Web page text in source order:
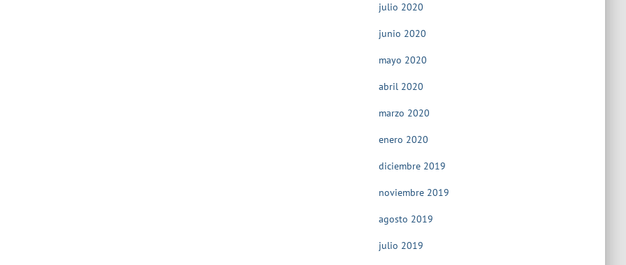
julio 2020
junio 2020
mayo 2020
abril 2020
marzo 2020
enero 2020
diciembre 2019
noviembre 2019
agosto 2019
julio 2019